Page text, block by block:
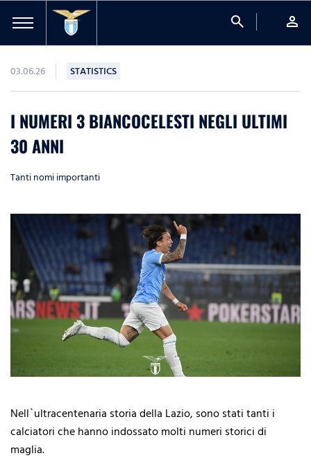
search person
03.06.26 STATISTICS
I NUMERI 3 BIANCOCELESTI NEGLI ULTIMI
30 ANNI
Tanti nomi importanti
Nell`ultracentenaria storia della Lazio, sono stati tanti i
calciatori che hanno indossato molti numeri storici di
maglia.